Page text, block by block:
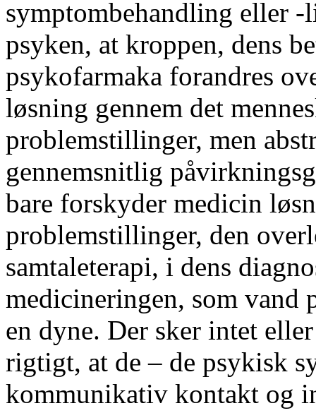
symptombehandling eller
psyken, at kroppen, dens
psykofarmaka forandres
løsning gennem det
problemstillinger, men
gennemsnitlig
bare forskyder medicin
problemstillinger, den
samtaleterapi, i dens
medicineringen, som vand
en dyne. Der sker intet
rigtigt, at de – de psykisk
kommunikativ kontakt og